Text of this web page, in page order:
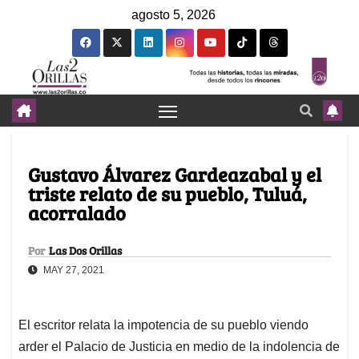
agosto 5, 2026
Gustavo Álvarez Gardeazabal y el
triste relato de su pueblo, Tuluá,
acorralado
Por Las Dos Orillas
MAY 27, 2021
El escritor relata la impotencia de su pueblo viendo
arder el Palacio de Justicia en medio de la indolencia de